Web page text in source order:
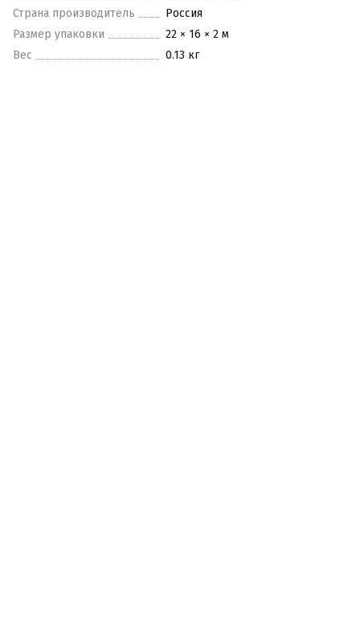
Страна производитель
Россия
Размер упаковки
22 × 16 × 2 м
Вес
0.13 кг